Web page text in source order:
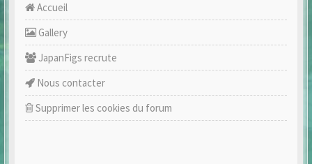
Accueil
Gallery
JapanFigs recrute
Nous contacter
Supprimer les cookies du forum